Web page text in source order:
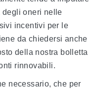
degli oneri nelle
incentivi per le
da chiedersi anche
della nostra bolletta
rinnovabili.
necessario, che per